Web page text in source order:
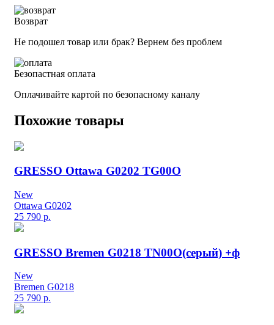
Возврат
Не подошел товар или брак? Вернем без проблем
Безопастная оплата
Оплачивайте картой по безопасному каналу
Похожие товары
GRESSO Ottawa G0202 TG00O
New
Ottawa G0202
25 790 р.
GRESSO Bremen G0218 TN00O(серый) +ф
New
Bremen G0218
25 790 р.